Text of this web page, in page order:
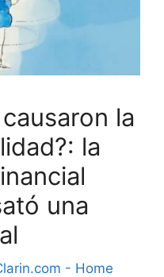
la
la
una
- Home